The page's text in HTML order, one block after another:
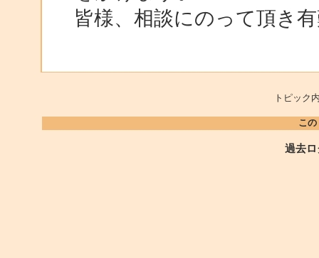
皆様、相談にのって頂き
トピッ
こ
過去